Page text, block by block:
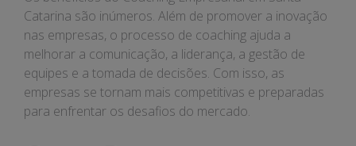
Catarina são inúmeros. Além de promover a inovação
nas empresas, o processo de coaching ajuda a
melhorar a comunicação, a liderança, a gestão de
equipes e a tomada de decisões. Com isso, as
empresas se tornam mais competitivas e preparadas
para enfrentar os desafios do mercado.